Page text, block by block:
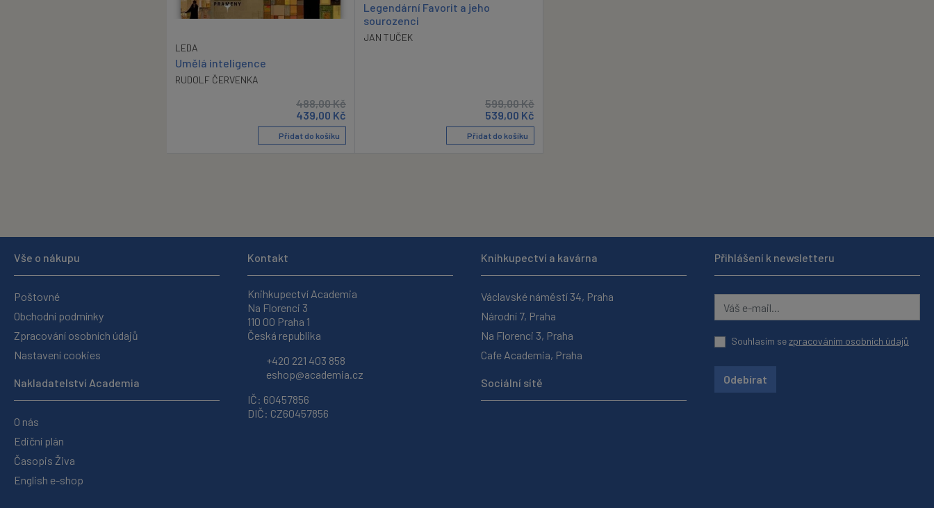
LEDA
Umělá inteligence
RUDOLF ČERVENKA
488,00Kč
439,00 Kč
Přidat do košíku
Legendární Favorit a jeho
sourozenci
JAN TUČEK
599,00Kč
539,00 Kč
Přidat do košíku
Vše o nákupu
Poštovné
Obchodní podmínky
Zpracování osobních údajů
Nastavení cookies
Nakladatelství Academia
O nás
Ediční plán
Časopis Živa
English e-shop
Kontakt
Knihkupectví Academia
Na Florenci 3
110 00 Praha 1
Česká republika
+420 221 403 858
eshop@academia.cz
IČ: 60457856
DIČ: CZ60457856
Knihkupectví a kavárna
Václavské náměstí 34, Praha
Národní 7, Praha
Na Florenci 3, Praha
Cafe Academia, Praha
Sociální sítě
Přihlášení k newsletteru
Souhlasím sezpracováním osobních údajů
Odebírat